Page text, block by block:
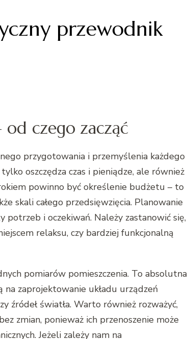
przewodnik
od czego zacząć
przygotowania i przemyślenia każdego
oszczędza czas i pieniądze, ale również
powinno być określenie budżetu – to
skali całego przedsięwzięcia. Planowanie
potrzeb i oczekiwań. Należy zastanowić się,
relaksu, czy bardziej funkcjonalną
pomiarów pomieszczenia. To absolutna
zaprojektowanie układu urządzeń
źródeł światła. Warto również rozważyć,
zmian, ponieważ ich przenoszenie może
Jeżeli zależy nam na